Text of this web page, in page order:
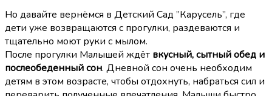
Но давайте вернёмся в Детский Сад ”Карусель”, где
дети уже возвращаются с прогулки, раздеваются и
тщательно моют руки с мылом.
После прогулки Малышей ждёт вкусный, сытный обед и
послеобеденный сон. Дневной сон очень необходим
детям в этом возрасте, чтобы отдохнуть, набраться сил и